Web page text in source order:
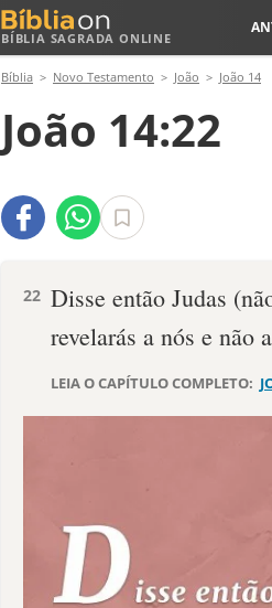
BÍBLIA SAGRADA ONLINE
Bíblia Novo Testamento João João 14
João 14:22
22 Disse então Judas
revelarás a nós e não
LEIA O CAPÍTULO COMPLETO: